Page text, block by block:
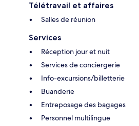
Télétravail et affaires
Salles de réunion
Services
Réception jour et nuit
Services de conciergerie
Info-excursions/billetterie
Buanderie
Entreposage des bagages
Personnel multilingue